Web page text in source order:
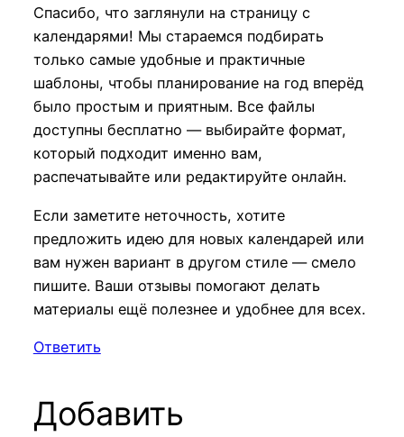
Спасибо, что заглянули на страницу с
календарями! Мы стараемся подбирать
только самые удобные и практичные
шаблоны, чтобы планирование на год вперёд
было простым и приятным. Все файлы
доступны бесплатно — выбирайте формат,
который подходит именно вам,
распечатывайте или редактируйте онлайн.
Если заметите неточность, хотите
предложить идею для новых календарей или
вам нужен вариант в другом стиле — смело
пишите. Ваши отзывы помогают делать
материалы ещё полезнее и удобнее для всех.
Ответить
Добавить